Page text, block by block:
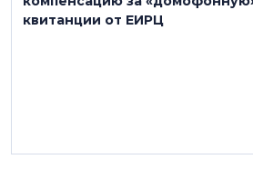
квитанции от ЕИРЦ